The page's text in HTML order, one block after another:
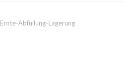
Ernte-Abfüllung-Lagerung